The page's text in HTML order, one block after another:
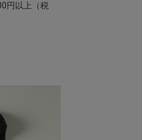
円以上（税